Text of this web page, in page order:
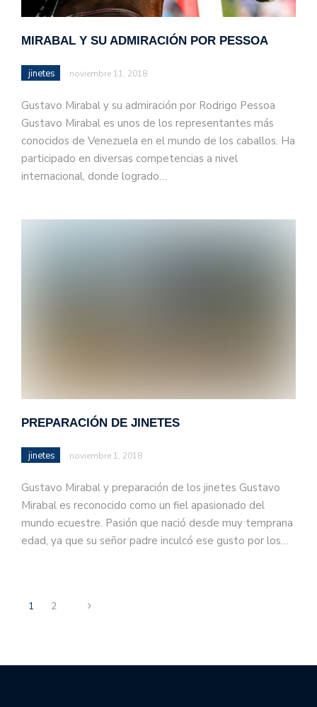
MIRABAL Y SU ADMIRACIÓN POR PESSOA
jinetes noviembre 11, 2018
Gustavo Mirabal y su admiración por Rodrigo Pessoa
Gustavo Mirabal es unos de los representantes más
conocidos de Venezuela en el mundo de los caballos. Ha
participado en diversas competencias a nivel
internacional, donde logrado…
PREPARACIÓN DE JINETES
jinetes noviembre 1, 2018
Gustavo Mirabal y preparación de los jinetes Gustavo
Mirabal es reconocido como un fiel apasionado del
mundo ecuestre. Pasión que nació desde muy temprana
edad, ya que su señor padre inculcó ese gusto por los…
1 2